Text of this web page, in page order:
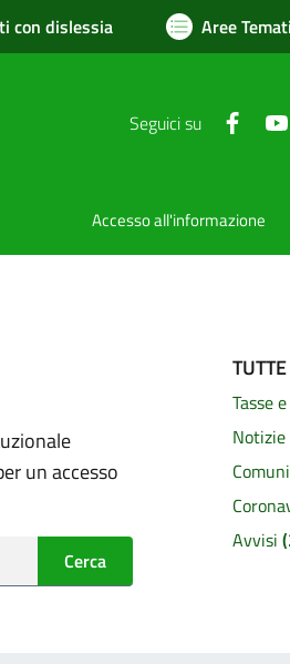
con dislessia Aree
Seguici su
Accesso all'informazione
un accesso
Cerca
Tasse
Notizie
Avvisi